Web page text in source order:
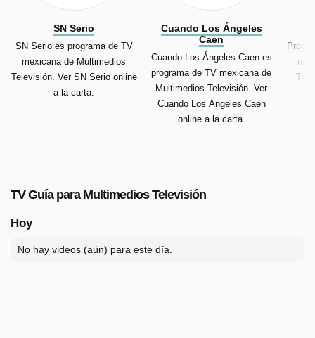
SN Serio
SN Serio es programa de TV
mexicana de Multimedios
Televisión. Ver SN Serio online
a la carta.
Cuando Los Ángeles
Caen
Cuando Los Ángeles Caen es
programa de TV mexicana de
Multimedios Televisión. Ver
Cuando Los Ángeles Caen
online a la carta.
TV Guía para Multimedios Televisión
Hoy
No hay videos (aún) para este día.